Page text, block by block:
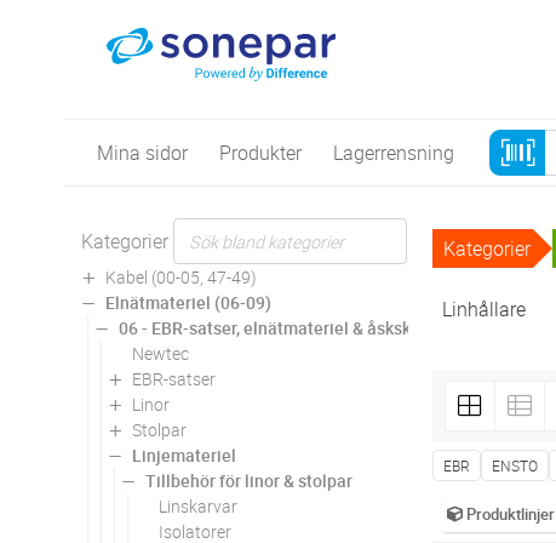
Mina sidor Produkter Lagerrensning
Kategorier
Kabel (00-05, 47-49)
Elnätmateriel (06-09)
06 - EBR-satser, elnätmateriel & åskskydd
Newtec
EBR-satser
Linor
Stolpar
Linjemateriel
Tillbehör för linor & stolpar
Linskarvar
Isolatorer
Kategorier
Linhållare
EBR ENSTO
Produktlinjer